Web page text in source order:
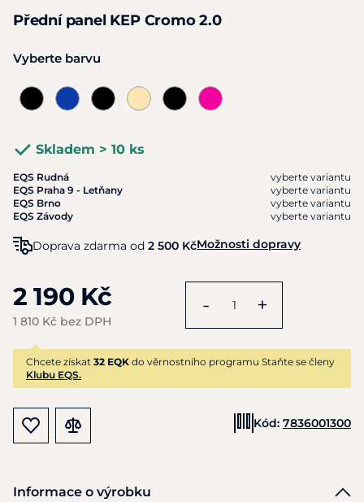
Přední panel KEP Cromo 2.0
Vyberte barvu
Skladem > 10 ks
EQS Rudná
vyberte variantu
EQS Praha 9 - Letňany
vyberte variantu
EQS Brno
vyberte variantu
EQS Závody
vyberte variantu
Doprava zdarma od 2 500 KčMožnosti dopravy
2 190 Kč
1 810 Kč bez DPH
- +
Chcete získat 32 EQK do věrnostního programu Staňte se členy
Klubu EQS.
Kód: 7836001300
Informace o výrobku